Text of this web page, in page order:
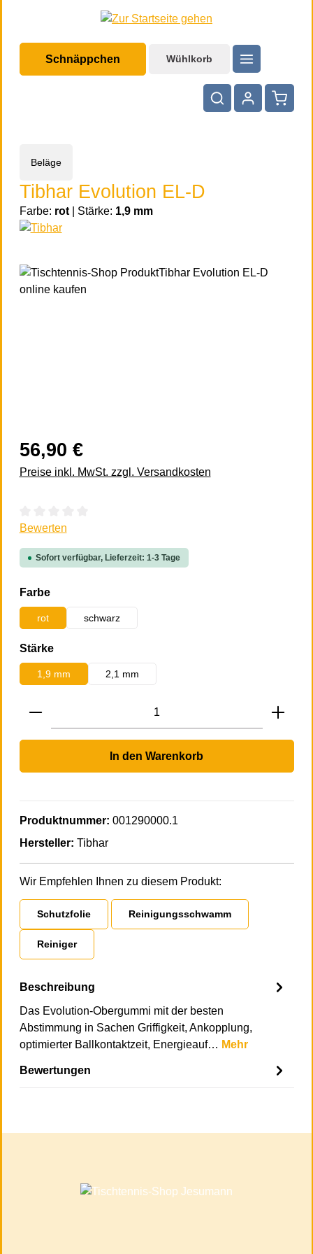
Schnäppchen Wühlkorb
Beläge
Tibhar Evolution EL-D
Farbe: rot Stärke: 1,9 mm
Bildergalerie überspringen
56,90 €
Preise inkl. MwSt. zzgl. Versandkosten
Durchschnittliche Bewertung von 0 von 5 Sternen
Bewerten
Sofort verfügbar, Lieferzeit: 1-3 Tage
Farbeauswählen
rot schwarz
Stärkeauswählen
1,9 mm 2,1 mm
Produkt Anzahl: Gib den gewünschten
In den Warenkorb
Produktnummer: 001290000.1
Hersteller: Tibhar
Wir Empfehlen Ihnen zu diesem Produkt:
Schutzfolie Reinigungsschwamm
Reiniger
Beschreibung
Das Evolution-Obergummi mit der besten
Abstimmung in Sachen Griffigkeit, Ankopplung,
optimierter Ballkontaktzeit, Energieauf… Mehr
Bewertungen